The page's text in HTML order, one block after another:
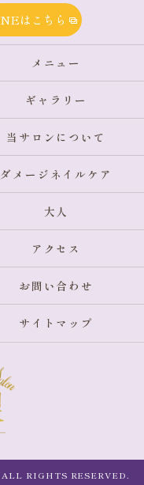
はこちら
メニュー
ギャラリー
当サロンについて
ダメージネイルケア
大人
アクセス
お問い合わせ
サイトマップ
ALL RIGHTS RESERVED.